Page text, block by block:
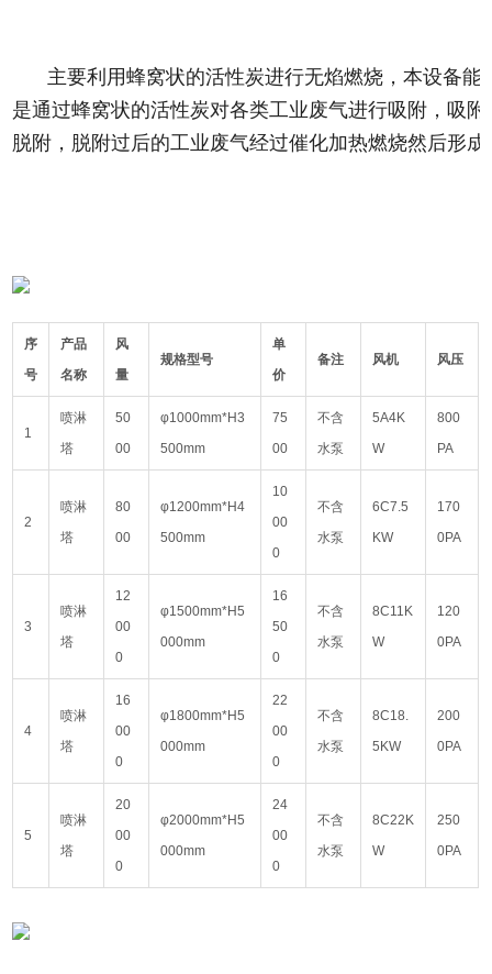
主要利用蜂窝状的活性炭进行无焰燃烧，本设备
是通过蜂窝状的活性炭对各类工业废气进行吸附，吸
脱附，脱附过后的工业废气经过催化加热燃烧然后形
序
号
产品
名称
风
量
规格型号
单
价
备注 风机 风压
1
喷淋
塔
50
00
φ1000mm*H3
500mm
75
00
不含
水泵
5A4K
W
800
PA
2
喷淋
塔
80
00
φ1200mm*H4
500mm
10
00
0
不含
水泵
6C7.5
KW
170
0PA
3
喷淋
塔
12
00
0
φ1500mm*H5
000mm
16
50
0
不含
水泵
8C11K
W
120
0PA
4
喷淋
塔
16
00
0
φ1800mm*H5
000mm
22
00
0
不含
水泵
8C18.
5KW
200
0PA
5
喷淋
塔
20
00
0
φ2000mm*H5
000mm
24
00
0
不含
水泵
8C22K
W
250
0PA